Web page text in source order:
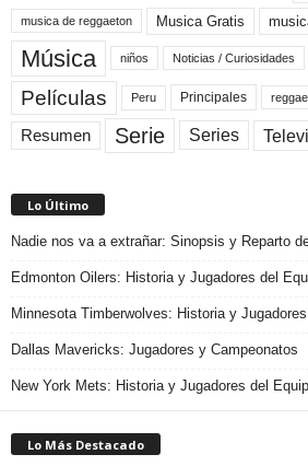
musica de reggaeton Musica Gratis
Música niños Noticias / Curiosidades
Películas Peru Principales reggae
Resumen Serie Series
Lo Último
Nadie nos va a extrañar: Sinopsis y Reparto
Edmonton Oilers: Historia y Jugadores del
Minnesota Timberwolves: Historia y Jugadores
Dallas Mavericks: Jugadores y Campeonatos
New York Mets: Historia y Jugadores del
Lo Más Destacado